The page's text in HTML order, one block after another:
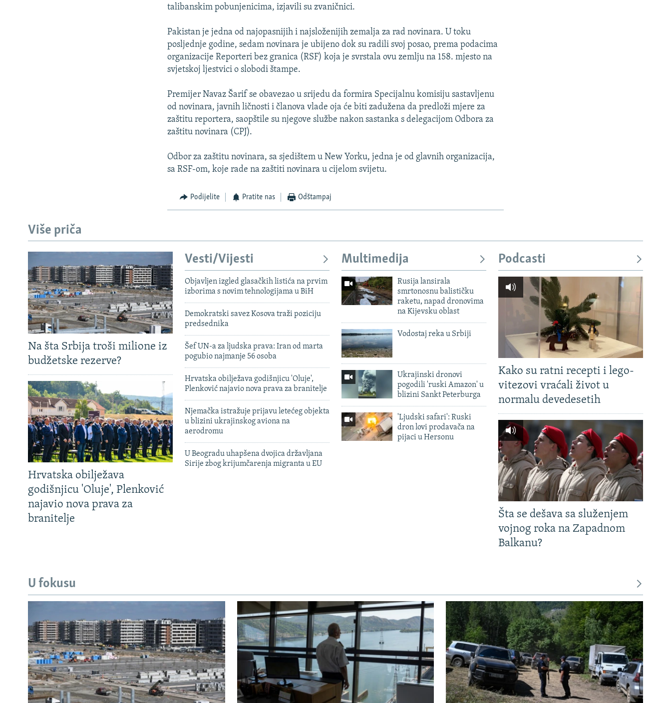
talibanskim pobunjenicima, izjavili su zvaničnici.
Pakistan je jedna od najopasnijih i najsloženijih zemalja za rad novinara. U toku
posljednje godine, sedam novinara je ubijeno dok su radili svoj posao, prema podacima
organizacije Reporteri bez granica (RSF) koja je svrstala ovu zemlju na 158. mjesto na
svjetskoj ljestvici o slobodi štampe.
Premijer Navaz Šarif se obavezao u srijedu da formira Specijalnu komisiju sastavljenu
od novinara, javnih ličnosti i članova vlade oja će biti zadužena da predloži mjere za
zaštitu reportera, saopštile su njegove službe nakon sastanka s delegacijom Odbora za
zaštitu novinara (CPJ).
Odbor za zaštitu novinara, sa sjedištem u New Yorku, jedna je od glavnih organizacija,
sa RSF-om, koje rade na zaštiti novinara u cijelom svijetu.
Podijelite Pratite nas Odštampaj
Više priča
Na šta Srbija troši milione iz
budžetske rezerve?
Hrvatska obilježava
godišnjicu 'Oluje', Plenković
najavio nova prava za
branitelje
Vesti/Vijesti
Objavljen izgled glasačkih listića na prvim
izborima s novim tehnologijama u BiH
Demokratski savez Kosova traži poziciju
predsednika
Šef UN-a za ljudska prava: Iran od marta
pogubio najmanje 56 osoba
Hrvatska obilježava godišnjicu 'Oluje',
Plenković najavio nova prava za branitelje
Njemačka istražuje prijavu letećeg objekta
u blizini ukrajinskog aviona na
aerodromu
U Beogradu uhapšena dvojica državljana
Sirije zbog krijumčarenja migranta u EU
Multimedija
Rusija lansirala
smrtonosnu balističku
raketu, napad dronovima
na Kijevsku oblast
Vodostaj reka u Srbiji
Ukrajinski dronovi
pogodili 'ruski Amazon' u
blizini Sankt Peterburga
'Ljudski safari': Ruski
dron lovi prodavača na
pijaci u Hersonu
Podcasti
Kako su ratni recepti i lego-
vitezovi vraćali život u
normalu devedesetih
Šta se dešava sa služenjem
vojnog roka na Zapadnom
Balkanu?
U fokusu